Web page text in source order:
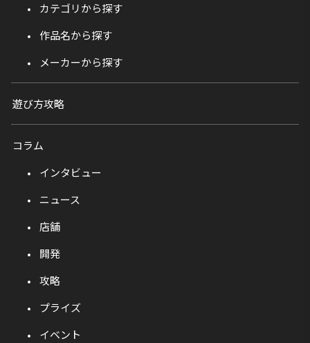
カテゴリから探す
作品名から探す
メーカーから探す
遊び方攻略
コラム
インタビュー
ニュース
店舗
開発
攻略
プライズ
イベント